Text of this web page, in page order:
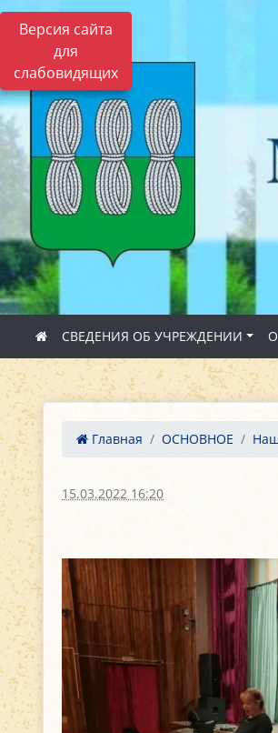
Версия сайта
для
слабовидящих
СВЕДЕНИЯ ОБ УЧРЕЖДЕНИИ
Главная ОСНОВНОЕ
15.03.2022 16:20